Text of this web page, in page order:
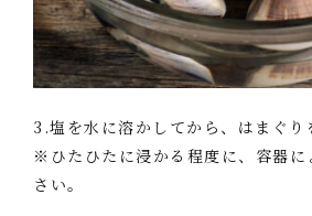
3.塩を水に溶かしてから、はまぐり
※ひたひたに浸かる程度に、容器に
さい。